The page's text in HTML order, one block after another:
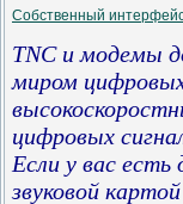
Собственный
TNC и модемы
миром
цифровых
Если у вас
звуковой картой